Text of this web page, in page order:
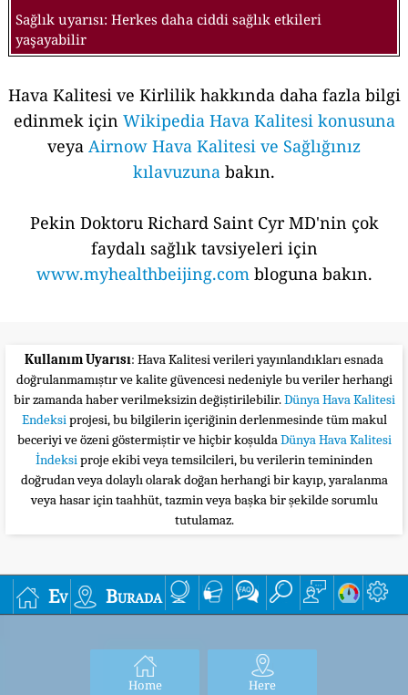
Sağlık uyarısı: Herkes daha ciddi sağlık etkileri
yaşayabilir
Hava Kalitesi ve Kirlilik hakkında daha fazla bilgi
edinmek için Wikipedia Hava Kalitesi konusuna
veya Airnow Hava Kalitesi ve Sağlığınız
kılavuzuna bakın.
Pekin Doktoru Richard Saint Cyr MD'nin çok
faydalı sağlık tavsiyeleri için
www.myhealthbeijing.combloguna bakın.
Kullanım Uyarısı: Hava Kalitesi verileri yayınlandıkları esnada
doğrulanmamıştır ve kalite güvencesi nedeniyle bu veriler herhangi
bir zamanda haber verilmeksizin değiştirilebilir.Dünya Hava Kalitesi
Endeksiprojesi, bu bilgilerin içeriğinin derlenmesinde tüm makul
beceriyi ve özeni göstermiştir ve hiçbir koşuldaDünya Hava Kalitesi
İndeksiproje ekibi veya temsilcileri, bu verilerin temininden
doğrudan veya dolaylı olarak doğan herhangi bir kayıp, yaralanma
veya hasar için taahhüt, tazmin veya başka bir şekilde sorumlu
tutulamaz.
Ev Burada
Home Here